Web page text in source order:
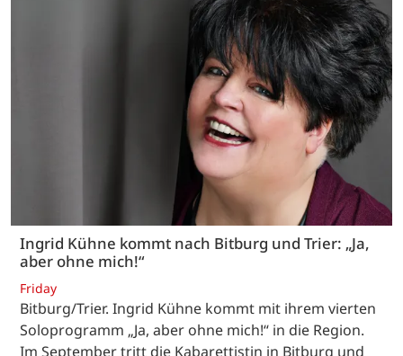
Ingrid Kühne kommt nach Bitburg und Trier: „Ja,
aber ohne mich!“
Friday
Bitburg/Trier. Ingrid Kühne kommt mit ihrem vierten
Soloprogramm „Ja, aber ohne mich!“ in die Region.
Im September tritt die Kabarettistin in Bitburg und